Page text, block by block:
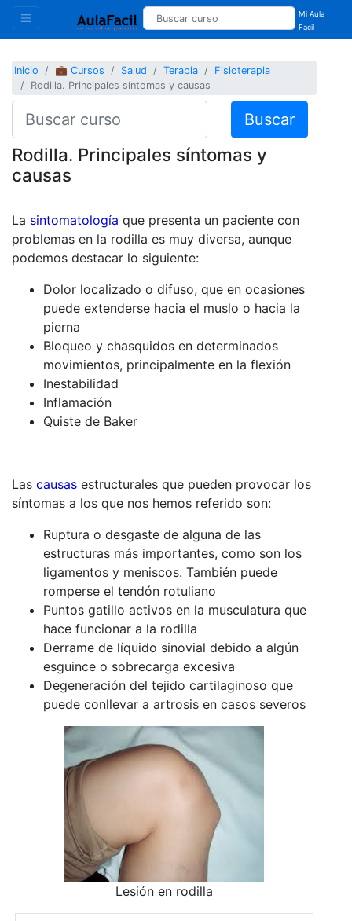
Mi Aula
Facil
Inicio 💼 Cursos Salud Terapia
Fisioterapia
Rodilla. Principales síntomas y causas
Buscar
Rodilla. Principales síntomas y
causas
La sintomatología que presenta un paciente con
problemas en la rodilla es muy diversa, aunque
podemos destacar lo siguiente:
Dolor localizado o difuso, que en ocasiones
puede extenderse hacia el muslo o hacia la
pierna
Bloqueo y chasquidos en determinados
movimientos, principalmente en la flexión
Inestabilidad
Inflamación
Quiste de Baker
Las causas estructurales que pueden provocar los
síntomas a los que nos hemos referido son:
Ruptura o desgaste de alguna de las
estructuras más importantes, como son los
ligamentos y meniscos. También puede
romperse el tendón rotuliano
Puntos gatillo activos en la musculatura que
hace funcionar a la rodilla
Derrame de líquido sinovial debido a algún
esguince o sobrecarga excesiva
Degeneración del tejido cartilaginoso que
puede conllevar a artrosis en casos severos
Lesión en rodilla